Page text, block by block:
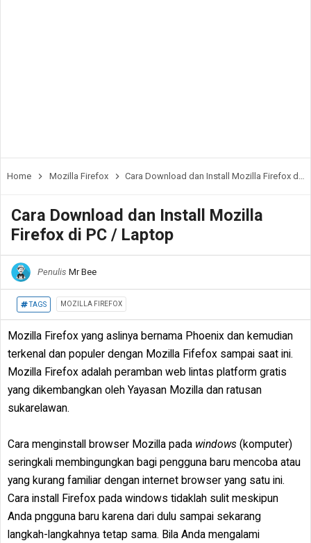
Home Mozilla Firefox Cara Download dan Install Mozilla Firefox di PC / Laptop
Cara Download dan Install Mozilla
Firefox di PC / Laptop
Penulis Mr Bee
TAGS MOZILLA FIREFOX
Mozilla Firefox yang aslinya bernama Phoenix dan kemudian
terkenal dan populer dengan Mozilla Fifefox sampai saat ini.
Mozilla Firefox adalah peramban web lintas platform gratis
yang dikembangkan oleh Yayasan Mozilla dan ratusan
sukarelawan.
Cara menginstall browser Mozilla pada windows (komputer)
seringkali membingungkan bagi pengguna baru mencoba atau
yang kurang familiar dengan internet browser yang satu ini.
Cara install Firefox pada windows tidaklah sulit meskipun
Anda pngguna baru karena dari dulu sampai sekarang
langkah-langkahnya tetap sama. Bila Anda mengalami